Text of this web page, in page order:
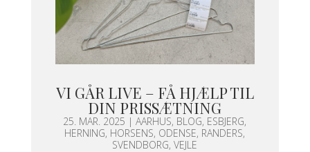
VI GÅR LIVE – FÅ HJÆLP TIL
DIN PRISSÆTNING
25. MAR. 2025 |AARHUS, BLOG, ESBJERG,
HERNING, HORSENS, ODENSE, RANDERS,
SVENDBORG,VEJLE